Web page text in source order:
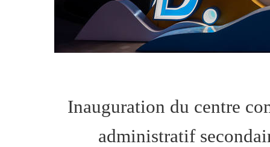
Inauguration du centre
administratif